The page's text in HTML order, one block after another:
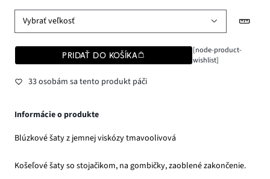
Vybrať veľkosť
PRIDAŤ DO KOŠÍKA
[node-product-
wishlist]
33 osobám sa tento produkt páči
Informácie o produkte
Blúzkové šaty z jemnej viskózy tmavoolivová
Košeľové šaty so stojačikom, na gombičky, zaoblené zakončenie.